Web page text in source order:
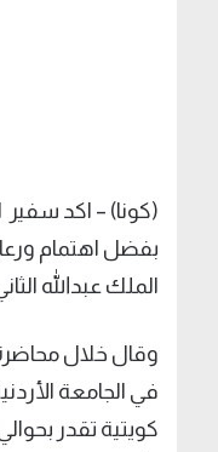
(كونا) – اكد سفير
بفضل اهتمام
الملك عبدالله
وقال خلال محاضرة